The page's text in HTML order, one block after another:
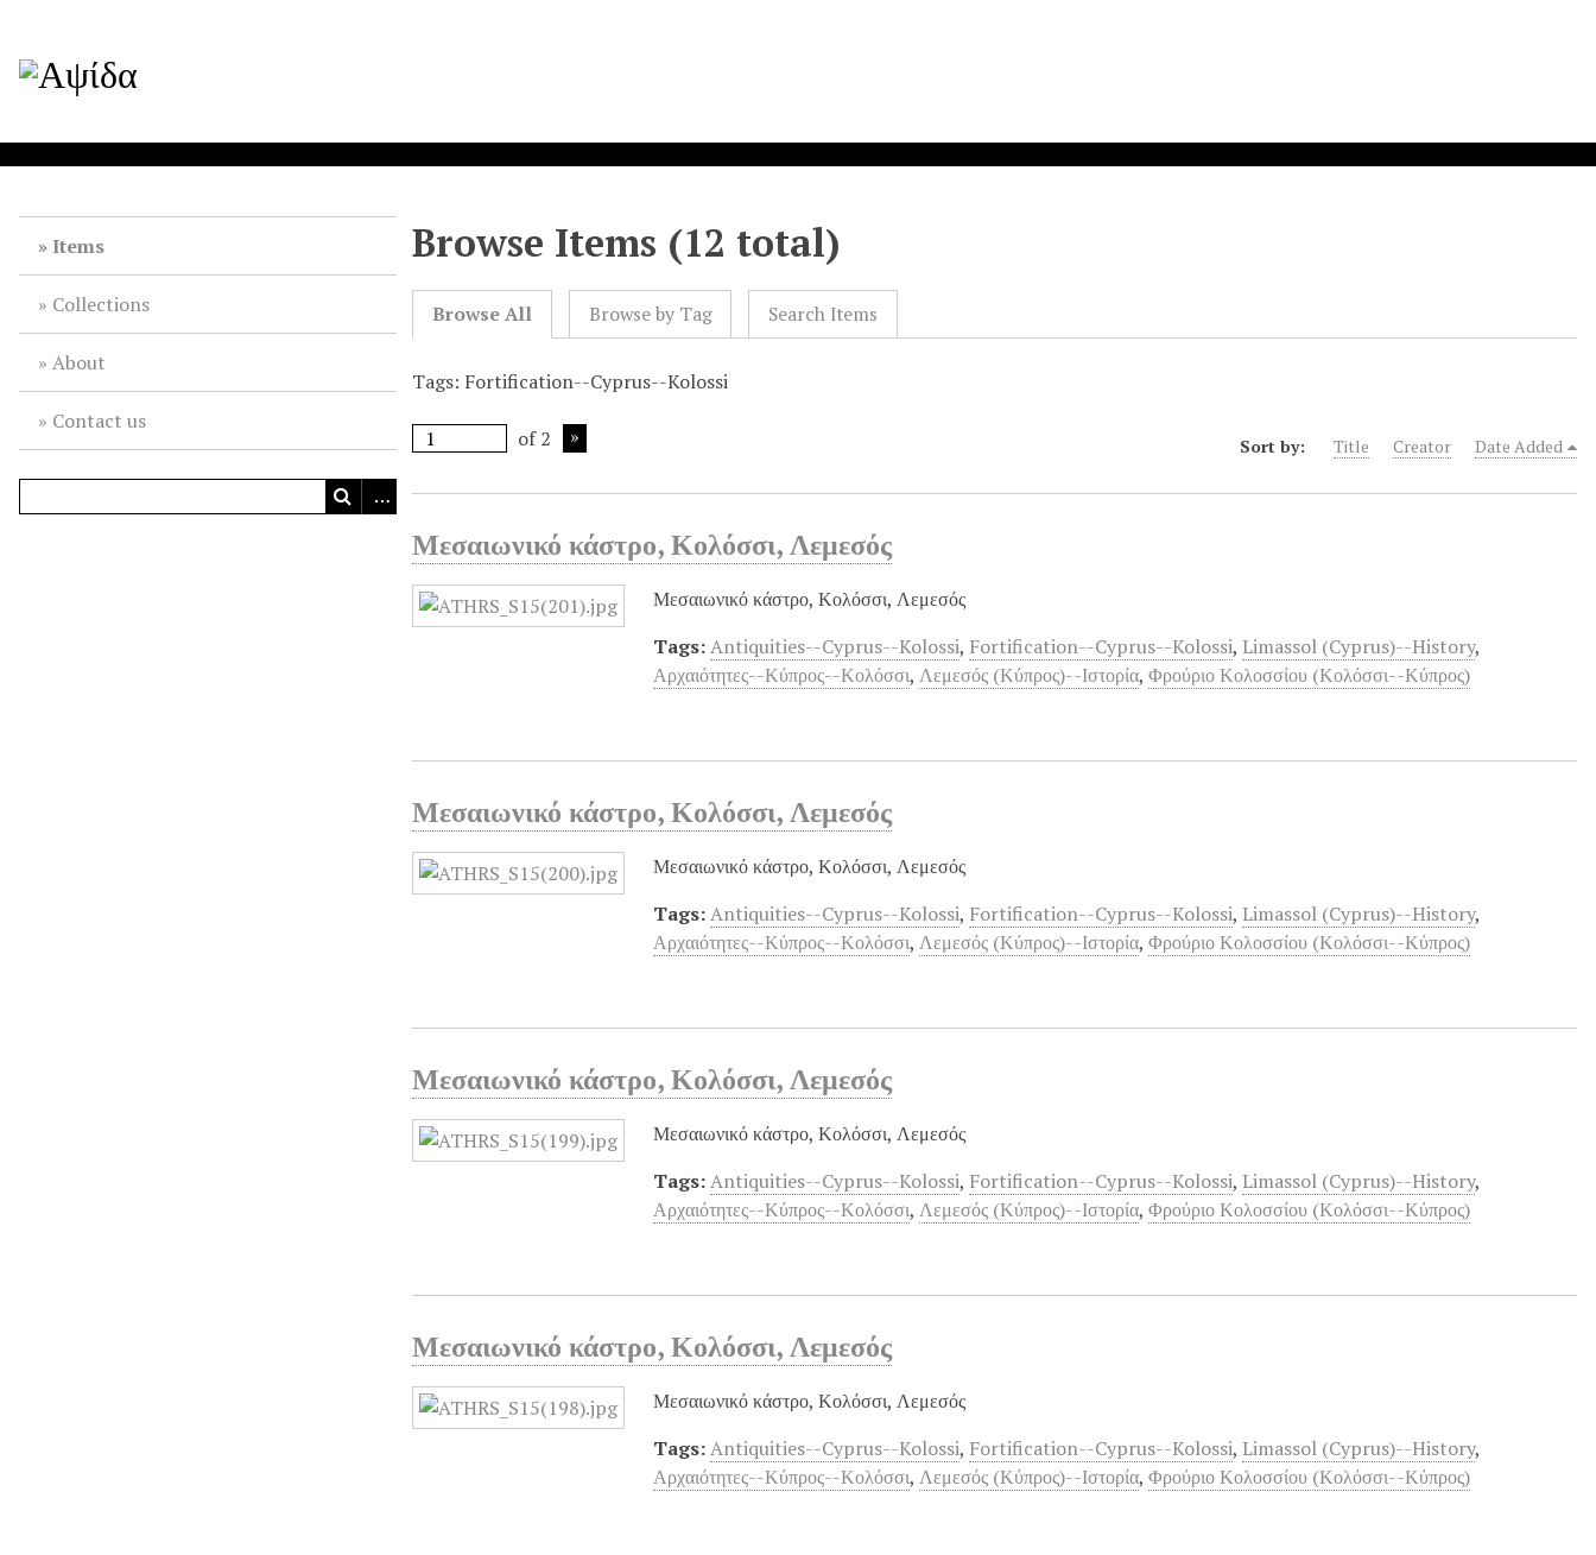
Items
Collections
About
Contact us
Browse Items (12 total)
Browse All Browse by Tag Search Items
Tags: Fortification--Cyprus--Kolossi
of 2 Sort by: Title Creator Date Added
Μεσαιωνικό κάστρο, Κολόσσι, Λεμεσός
Μεσαιωνικό κάστρο, Κολόσσι, Λεμεσός
Tags: Antiquities--Cyprus--Kolossi, Fortification--Cyprus--Kolossi, Limassol (Cyprus)--History,
Αρχαιότητες--Κύπρος--Κολόσσι,Λεμεσός (Κύπρος)--Ιστορία,Φρούριο Κολοσσίου (Κολόσσι--Κύπρος)
Μεσαιωνικό κάστρο, Κολόσσι, Λεμεσός
Μεσαιωνικό κάστρο, Κολόσσι, Λεμεσός
Tags: Antiquities--Cyprus--Kolossi, Fortification--Cyprus--Kolossi, Limassol (Cyprus)--History,
Αρχαιότητες--Κύπρος--Κολόσσι,Λεμεσός (Κύπρος)--Ιστορία,Φρούριο Κολοσσίου (Κολόσσι--Κύπρος)
Μεσαιωνικό κάστρο, Κολόσσι, Λεμεσός
Μεσαιωνικό κάστρο, Κολόσσι, Λεμεσός
Tags: Antiquities--Cyprus--Kolossi, Fortification--Cyprus--Kolossi, Limassol (Cyprus)--History,
Αρχαιότητες--Κύπρος--Κολόσσι,Λεμεσός (Κύπρος)--Ιστορία,Φρούριο Κολοσσίου (Κολόσσι--Κύπρος)
Μεσαιωνικό κάστρο, Κολόσσι, Λεμεσός
Μεσαιωνικό κάστρο, Κολόσσι, Λεμεσός
Tags: Antiquities--Cyprus--Kolossi, Fortification--Cyprus--Kolossi, Limassol (Cyprus)--History,
Αρχαιότητες--Κύπρος--Κολόσσι,Λεμεσός (Κύπρος)--Ιστορία,Φρούριο Κολοσσίου (Κολόσσι--Κύπρος)